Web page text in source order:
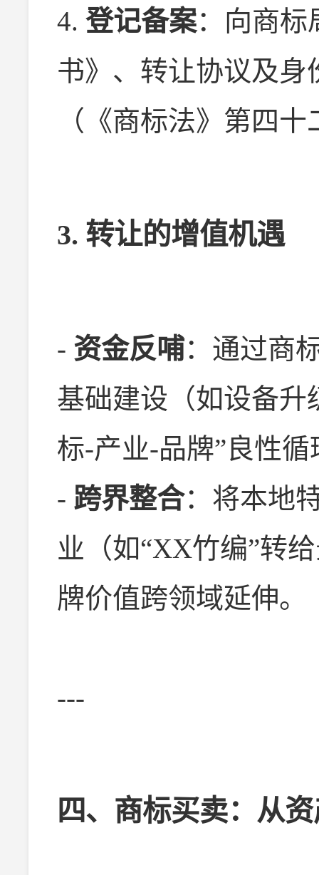
4. 登记备案：向商标
书》、转让协议及
（《商标法》第四
3. 转让的增值机遇
- 资金反哺：通过商
基础建设（如设备升
标-产业-品牌”良性循
- 跨界整合：将本地
业（如“XX竹编”转
牌价值跨领域延伸。
---
四、商标买卖：从